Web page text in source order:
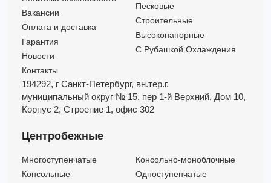
EVMS32 3-2LF5HQ1BEG E (Артикул 3815124203)
Вакансии
Оплата и доставка
Гарантия
Новости
Контакты
Песковые
Строительные
Высоконапорные
С Рубашкой Охлаждения
194292, г Санкт-Петербург, вн.тер.г.
муниципальный округ № 15, пер 1-й Верхний, Дом 10,
Корпус 2, Строение 1, офис 302
Центробежные
Многоступенчатые
Консольно-моноблочные
Консольные
Одноступенчатые